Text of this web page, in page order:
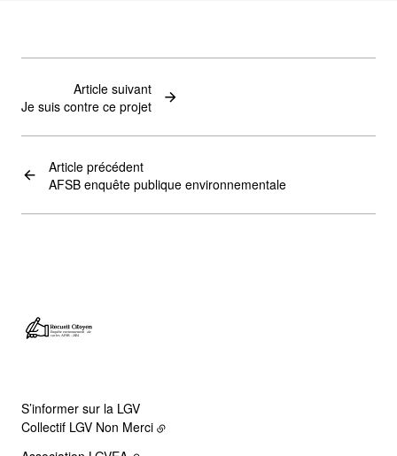
Article précédent
AFSB enquête publique environnementale
Article suivant
Je suis contre ce projet
S’informer sur la LGV
Collectif LGV Non Merci